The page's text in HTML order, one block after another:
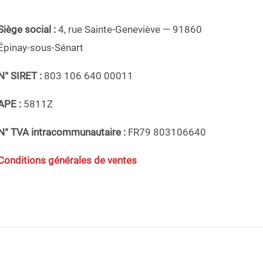
social :4, rue Sainte-Geneviève — 91860
sous-Sénart
SIRET : 803 106 640 00011
: 5811Z
TVA intracommunautaire : FR79 803106640
générales de ventes